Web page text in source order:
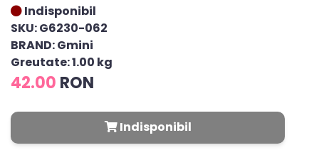
Indisponibil
SKU: G6230-062
BRAND: Gmini
Greutate: 1.00 kg
42.00 RON
Indisponibil